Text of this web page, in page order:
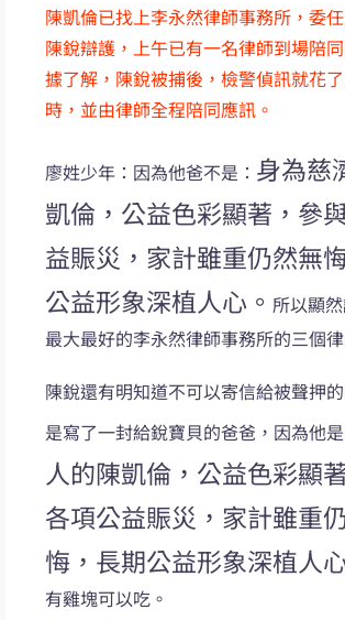
陳凱倫已找上李永然律師事務所，委
陳銳辯護，上午已有一名律師到場陪
據了解，陳銳被捕後，檢警偵訊就花
時，並由律師全程陪同應訊。
廖姓少年：因為他爸不是： 身為慈
凱倫，公益色彩顯著，參
益賑災，家計雖重仍然無
公益形象深植人心。 所以顯
最大最好的李永然律師事務所的三個律
陳銳還有明知道不可以寄信給被聲押
是寫了一封給銳寶貝的爸爸，因為他是
人的陳凱倫，公益色彩顯
各項公益賑災，家計雖重
悔，長期公益形象深植人
有雞塊可以吃。